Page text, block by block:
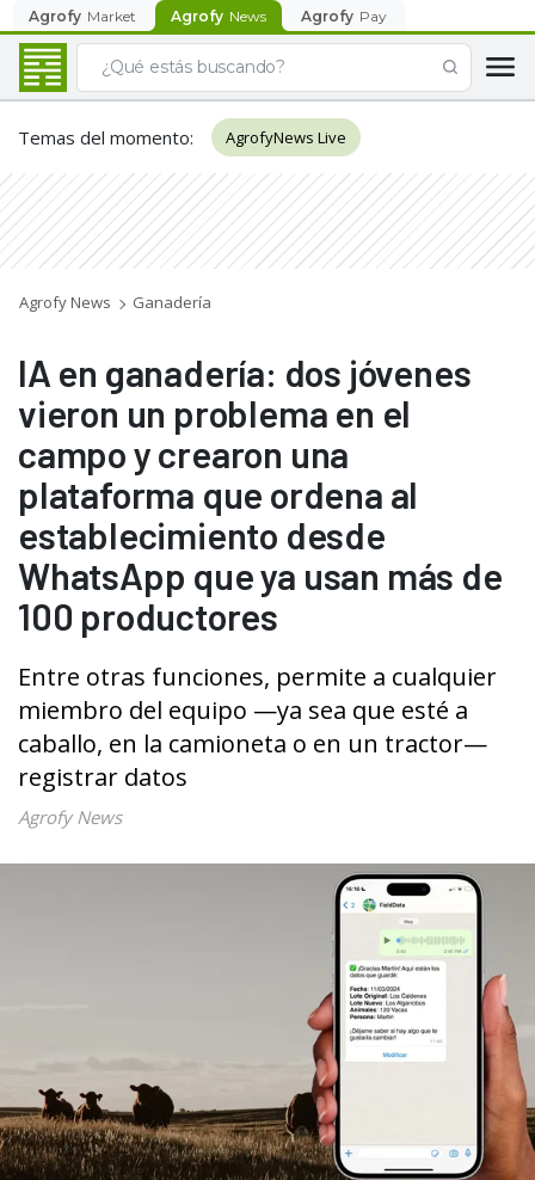
Agrofy Market Agrofy News Agrofy Pay
Temas del momento: AgrofyNews Live
Agrofy News Ganadería
IA en ganadería: dos jóvenes
vieron un problema en el
campo y crearon una
plataforma que ordena al
establecimiento desde
WhatsApp que ya usan más de
100 productores
Entre otras funciones, permite a cualquier
miembro del equipo —ya sea que esté a
caballo, en la camioneta o en un tractor—
registrar datos
Agrofy News